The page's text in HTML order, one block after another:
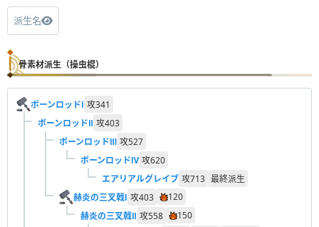
派生名
骨素材派生（操虫棍）
ボーンロッドⅠ 攻341
ボーンロッドⅡ 攻403
ボーンロッドⅢ 攻527
ボーンロッドⅣ 攻620
エアリアルグレイブ 攻713 最終派生
赫炎の三叉戟Ⅰ 攻403
120
赫炎の三叉戟Ⅱ 攻558
150